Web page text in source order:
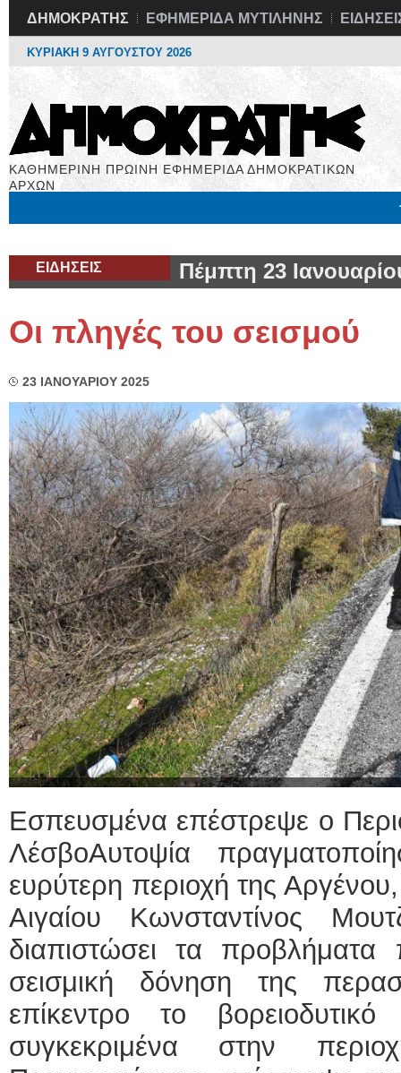
ΔΗΜΟΚΡΑΤΗΣ ΕΦΗΜΕΡΙΔΑ ΜΥΤΙΛΗΝΗΣ
ΚΥΡΙΑΚΗ 9 ΑΥΓΟΥΣΤΟΥ 2026
ΚΑΘΗΜΕΡΙΝΗ ΠΡΩΙΝΗ ΕΦΗΜΕΡΙΔΑ ΔΗΜΟΚΡΑΤΙΚΩΝ
ΑΡΧΩΝ
ΕΙΔΗΣΕΙΣ Πέμπτη 23
Οι πληγές του σεισμού
23 ΙΑΝΟΥΑΡΙΟΥ 2025
Εσπευσμένα επέστρεψε ο
ΛέσβοΑυτοψία
ευρύτερη περιοχή της
Αιγαίου Κωνσταντίνος
διαπιστώσει τα
σεισμική δόνηση της
επίκεντρο το
συγκεκριμένα στην